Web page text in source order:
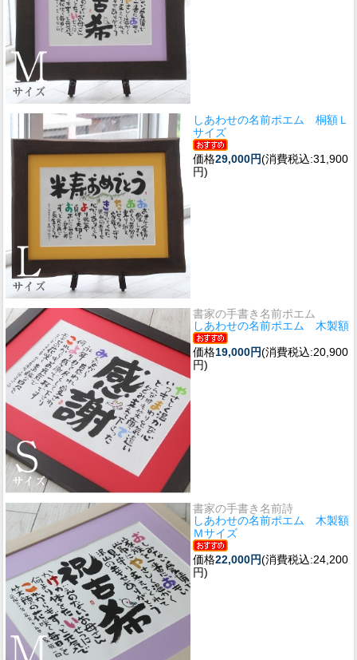
しあわせの名前ポエム 桐額Ｌ
サイズ
価格29,000円(消費税込:31,900
円)
書家の手書き名前ポエム
しあわせの名前ポエム 木製額
価格19,000円(消費税込:20,900
円)
書家の手書き名前詩
しあわせの名前ポエム 木製額
Ｍサイズ
価格22,000円(消費税込:24,200
円)